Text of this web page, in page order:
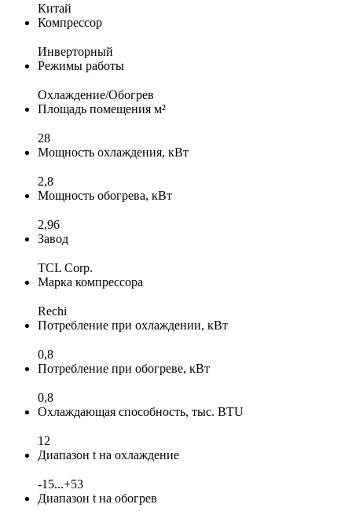
Китай
Компрессор
Инверторный
Режимы работы
Охлаждение/Обогрев
Площадь помещения м²
28
Мощность охлаждения, кВт
2,8
Мощность обогрева, кВт
2,96
Завод
TCL Corp.
Марка компрессора
Rechi
Потребление при охлаждении, кВт
0,8
Потребление при обогреве, кВт
0,8
Охлаждающая способность, тыс. BTU
12
Диапазон t на охлаждение
-15...+53
Диапазон t на обогрев